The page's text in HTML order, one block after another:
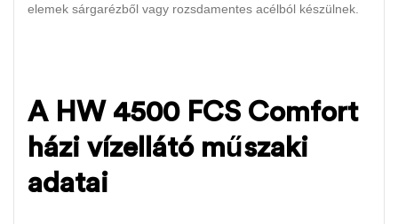
elemek sárgarézből vagy rozsdamentes acélból készülnek.
A HW 4500 FCS Comfort
házi vízellátó műszaki
adatai